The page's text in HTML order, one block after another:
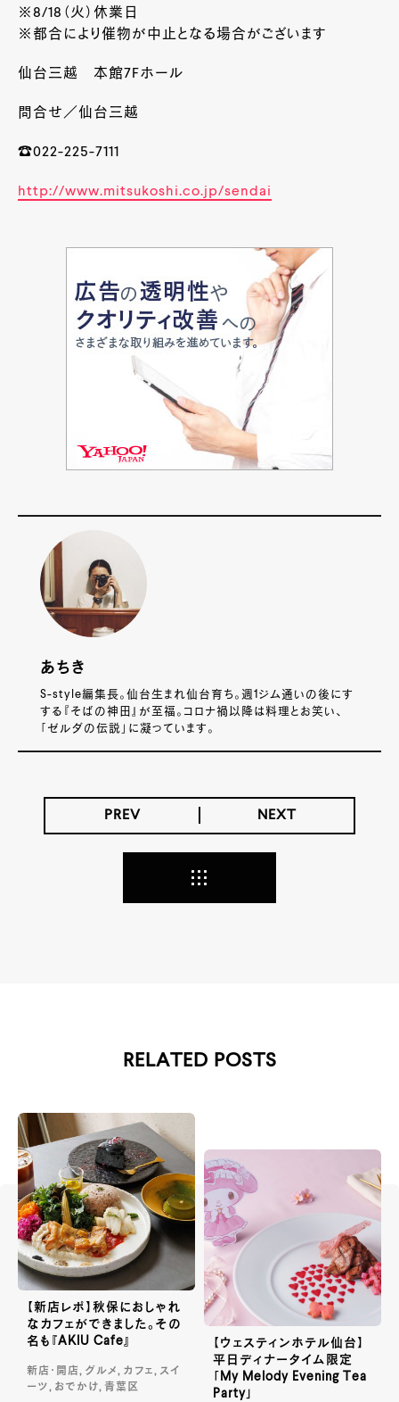
※8/18（火）休業日
※都合により催物が中止となる場合がございます
仙台三越 本館7Fホール
問合せ／仙台三越
☎022-225-7111
http://www.mitsukoshi.co.jp/sendai
あちき
S-style編集長。仙台生まれ仙台育ち。週1ジム通いの後にす
する『そばの神田』が至福。コロナ禍以降は料理とお笑い、
「ゼルダの伝説」に凝っています。
PREV NEXT
RELATED POSTS
【新店レポ】秋保におしゃれ
なカフェができました。その
名も『AKIU Cafe』
新店・開店, グルメ, カフェ, スイ
ーツ, おでかけ, 青葉区
【ウェスティンホテル仙台】
平日ディナータイム限定
「My Melody Evening Tea
Party」